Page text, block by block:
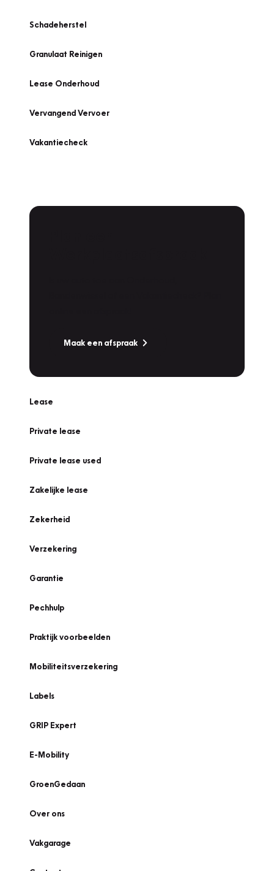
Schadeherstel
Granulaat Reinigen
Lease Onderhoud
Vervangend Vervoer
Vakantiecheck
Maak een afspraak
Lease
Private lease
Private lease used
Zakelijke lease
Zekerheid
Verzekering
Garantie
Pechhulp
Praktijk voorbeelden
Mobiliteitsverzekering
Labels
GRIP Expert
E-Mobility
GroenGedaan
Over ons
Vakgarage